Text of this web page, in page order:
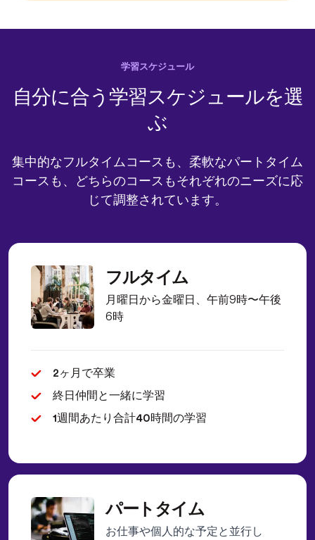
学習スケジュール
自分に合う学習スケジュールを選
ぶ
集中的なフルタイムコースも、柔軟なパートタイム
コースも、どちらのコースもそれぞれのニーズに応
じて調整されています。
フルタイム
月曜日から金曜日、午前9時〜午後
6時
2ヶ月で卒業
終日仲間と一緒に学習
1週間あたり合計40時間の学習
パートタイム
お仕事や個人的な予定と並行し